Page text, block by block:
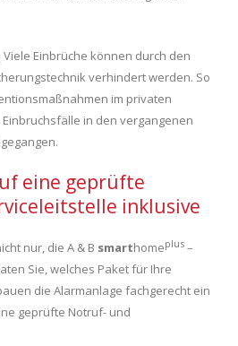
Viele Einbrüche können durch den
verhindert werden. So
im privaten
in den vergangenen
eine geprüfte
inklusive
nur, die A & B smarthomeplus –
Sie, welches Paket für Ihre
die Alarmanlage fachgerecht ein
geprüfte Notruf- und